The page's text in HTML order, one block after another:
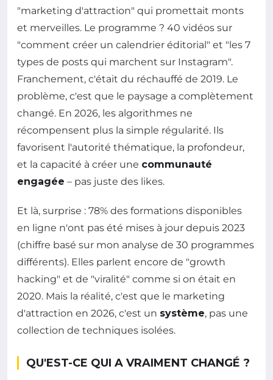
"marketing d'attraction" qui promettait monts
et merveilles. Le programme ? 40 vidéos sur
"comment créer un calendrier éditorial" et "les 7
types de posts qui marchent sur Instagram".
Franchement, c'était du réchauffé de 2019. Le
problème, c'est que le paysage a complètement
changé. En 2026, les algorithmes ne
récompensent plus la simple régularité. Ils
favorisent l'autorité thématique, la profondeur,
et la capacité à créer une communauté
engagée – pas juste des likes.
Et là, surprise : 78% des formations disponibles
en ligne n'ont pas été mises à jour depuis 2023
(chiffre basé sur mon analyse de 30 programmes
différents). Elles parlent encore de "growth
hacking" et de "viralité" comme si on était en
2020. Mais la réalité, c'est que le marketing
d'attraction en 2026, c'est un système, pas une
collection de techniques isolées.
QU'EST-CE QUI A VRAIMENT CHANGÉ ?